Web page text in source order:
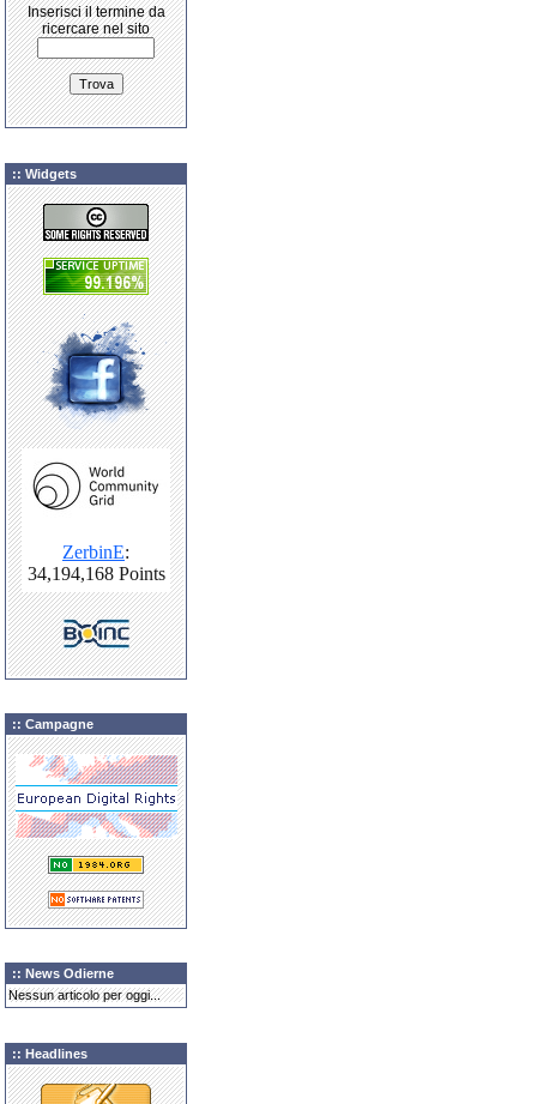
Inserisci il termine da
ricercare nel sito
:: Widgets
:: Campagne
:: News Odierne
Nessun articolo per oggi...
:: Headlines